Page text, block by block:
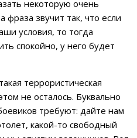
некоторую очень
фраза звучит так, что если
условия, то тогда
спокойно, у него будет
террористическая
не осталось. Буквально
требуют: дайте нам
какой-то свободный